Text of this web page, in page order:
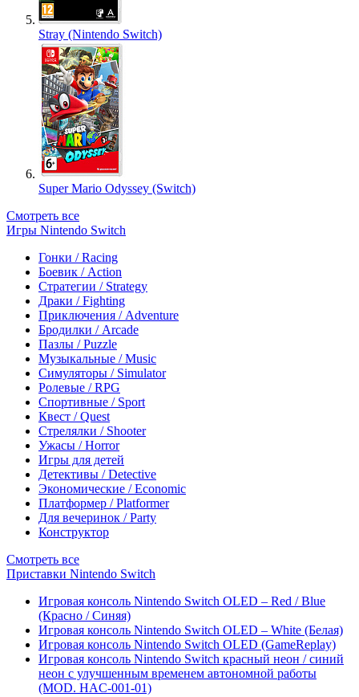
Stray (Nintendo Switch)
Super Mario Odyssey (Switch)
Смотреть все
Игры Nintendo Switch
Гонки / Racing
Боевик / Action
Стратегии / Strategy
Драки / Fighting
Приключения / Adventure
Бродилки / Arcade
Пазлы / Puzzle
Музыкальные / Music
Симуляторы / Simulator
Ролевые / RPG
Спортивные / Sport
Квест / Quest
Стрелялки / Shooter
Ужасы / Horror
Игры для детей
Детективы / Detective
Экономические / Economic
Платформер / Platformer
Для вечеринок / Party
Конструктор
Смотреть все
Приставки Nintendo Switch
Игровая консоль Nintendo Switch OLED – Red / Blue
(Красно / Синяя)
Игровая консоль Nintendo Switch OLED – White (Белая)
Игровая консоль Nintendo Switch OLED (GameReplay)
Игровая консоль Nintendo Switch красный неон / синий
неон с улучшенным временем автономной работы
(MOD. HAC-001-01)